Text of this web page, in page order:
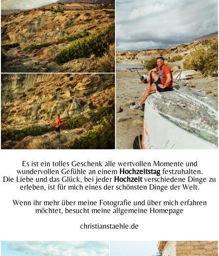
Es ist ein tolles Geschenk alle wertvollen Momente und
wundervollen Gefühle an einem Hochzeitstagfestzuhalten.
Die Liebe und das Glück, bei jeder Hochzeitverschiedene Dinge zu
erleben, ist für mich eines der schönsten Dinge der Welt.
Wenn ihr mehr über meine Fotografie und über mich erfahren
möchtet, besucht meine allgemeine Homepage
christianstaehle.de